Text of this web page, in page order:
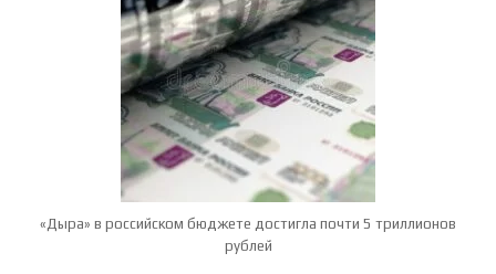
«Дыра» в российском бюджете достигла почти 5 триллионов
рублей